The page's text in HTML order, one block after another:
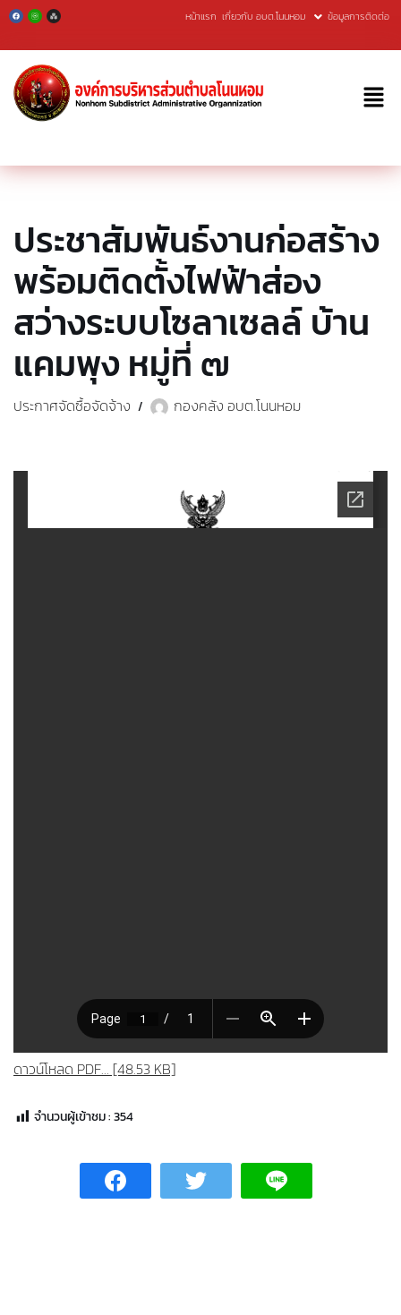
Skip
to
content
หน้าแรก เกี่ยวกับ อบต.โนนหอม ข้อมูลการติดต่อ
ประชาสัมพันธ์งานก่อสร้าง
พร้อมติดตั้งไฟฟ้าส่อง
สว่างระบบโซลาเซลล์ บ้าน
แคมพุง หมู่ที่ ๗
ประกาศจัดซื้อจัดจ้าง กองคลัง อบต.โนนหอม
ดาวน์โหลด PDF... [48.53 KB]
จำนวนผู้เข้าชม :354